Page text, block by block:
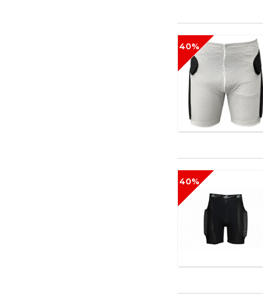
40%
40%